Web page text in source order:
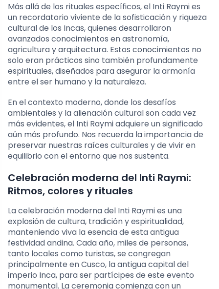
Más allá de los rituales específicos, el Inti Raymi es
un recordatorio viviente de la sofisticación y riqueza
cultural de los Incas, quienes desarrollaron
avanzados conocimientos en astronomía,
agricultura y arquitectura. Estos conocimientos no
solo eran prácticos sino también profundamente
espirituales, diseñados para asegurar la armonía
entre el ser humano y la naturaleza.
En el contexto moderno, donde los desafíos
ambientales y la alienación cultural son cada vez
más evidentes, el Inti Raymi adquiere un significado
aún más profundo. Nos recuerda la importancia de
preservar nuestras raíces culturales y de vivir en
equilibrio con el entorno que nos sustenta.
Celebración moderna del Inti Raymi:
Ritmos, colores y rituales
La celebración moderna del Inti Raymi es una
explosión de cultura, tradición y espiritualidad,
manteniendo viva la esencia de esta antigua
festividad andina. Cada año, miles de personas,
tanto locales como turistas, se congregan
principalmente en Cusco, la antigua capital del
imperio Inca, para ser partícipes de este evento
monumental. La ceremonia comienza con un